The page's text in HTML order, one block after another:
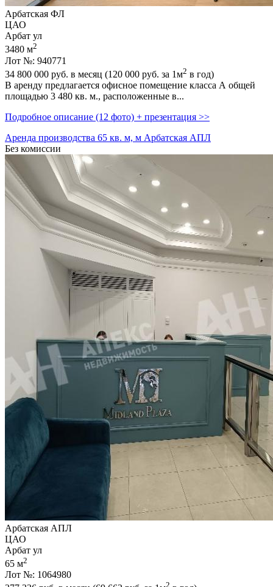
Арбатская ФЛ
ЦАО
Арбат ул
3480 м2
Лот №: 940771
34 800 000 руб. в месяц (120 000 руб. за 1м2 в год)
В аренду предлагается офисное помещение класса А общей
площадью 3 480 кв. м.,­ расположенные в...
Подробное описание (12 фото) + презентация >>
Аренда производства 65 кв. м, м Арбатская АПЛ
Без комиссии
Арбатская АПЛ
ЦАО
Арбат ул
65 м2
Лот №: 1064980
2